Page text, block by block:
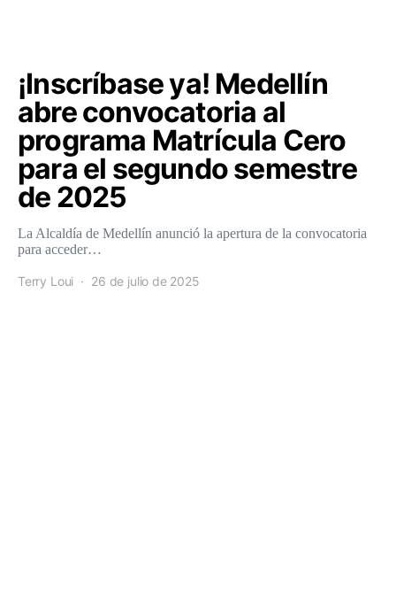
¡Inscríbase ya! Medellín
abre convocatoria al
programa Matrícula Cero
para el segundo semestre
de 2025
La Alcaldía de Medellín anunció la apertura de la convocatoria
para acceder…
Terry Loui 26 de julio de 2025